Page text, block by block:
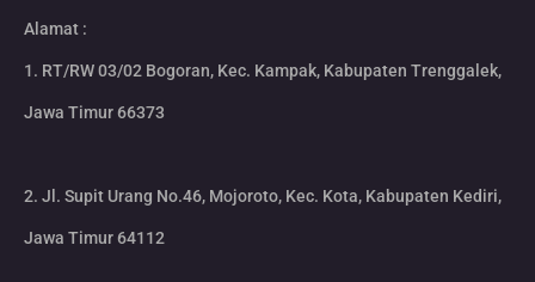
Alamat :
1. RT/RW 03/02 Bogoran, Kec. Kampak, Kabupaten Trenggalek,
Jawa Timur 66373
2. Jl. Supit Urang No.46, Mojoroto, Kec. Kota, Kabupaten Kediri,
Jawa Timur 64112